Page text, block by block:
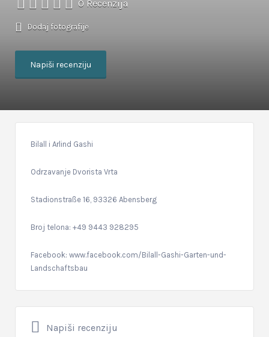
0 Recenzija
Dodaj fotografije
Napiši recenziju
Bilall i Arlind Gashi
Odrzavanje Dvorista Vrta
Stadionstraße 16, 93326 Abensberg
Broj telona: +49 9443 928295
Facebook: www.facebook.com/Bilall-Gashi-Garten-und-
Landschaftsbau
Napiši recenziju